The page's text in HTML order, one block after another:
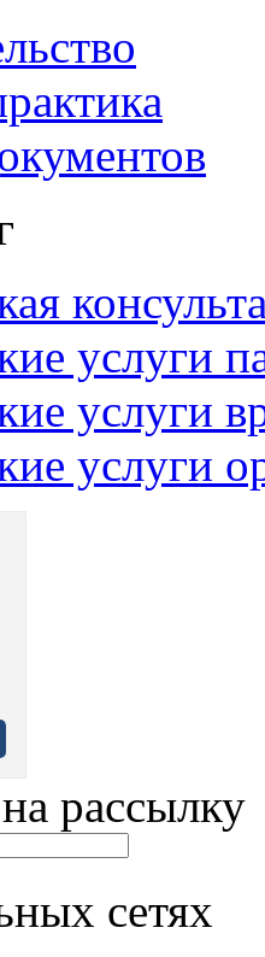
услуги
услуги
услуги
рассылку
сетях